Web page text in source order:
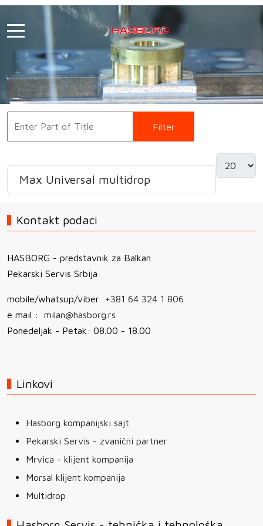
Filter
Max Universal multidrop
Kontakt podaci
HASBORG - predstavnik za Balkan
Pekarski Servis Srbija
mobile/whatsup/viber +381 64 324 1 806
e mail : milan@hasborg.rs
Ponedeljak - Petak: 08.00 - 18.00
Linkovi
Hasborg kompanijski sajt
Pekarski Servis - zvanični partner
Mrvica - klijent kompanija
Morsal klijent kompanija
Multidrop